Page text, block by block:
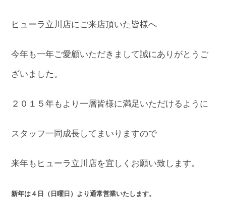
ヒューラ立川店にご来店頂いた皆様へ
今年も一年ご愛顧いただきまして誠にありがとうご
ざいました。
２０１５年もより一層皆様に満足いただけるように
スタッフ一同成長してまいりますので
来年もヒューラ立川店を宜しくお願い致します。
新年は４日（日曜日）より通常営業いたします。